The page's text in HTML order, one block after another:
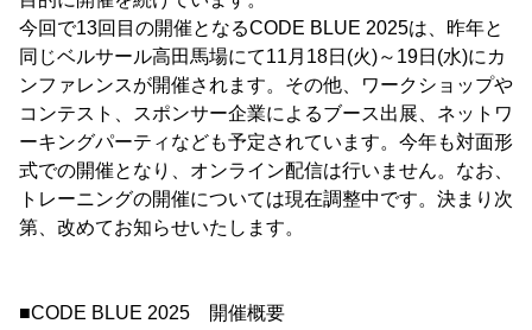
今回で13回目の開催となるCODE BLUE 2025は、昨年と
同じベルサール高田馬場にて11月18日(火)～19日(水)にカ
ンファレンスが開催されます。その他、ワークショップや
コンテスト、スポンサー企業によるブース出展、ネットワ
ーキングパーティなども予定されています。今年も対面形
式での開催となり、オンライン配信は行いません。なお、
トレーニングの開催については現在調整中です。決まり次
第、改めてお知らせいたします。
■CODE BLUE 2025 開催概要